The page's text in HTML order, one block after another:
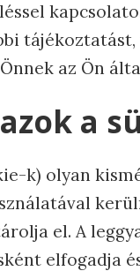
tájékoztatást,
az Ön
a
k) olyan
el. A
elfogadja